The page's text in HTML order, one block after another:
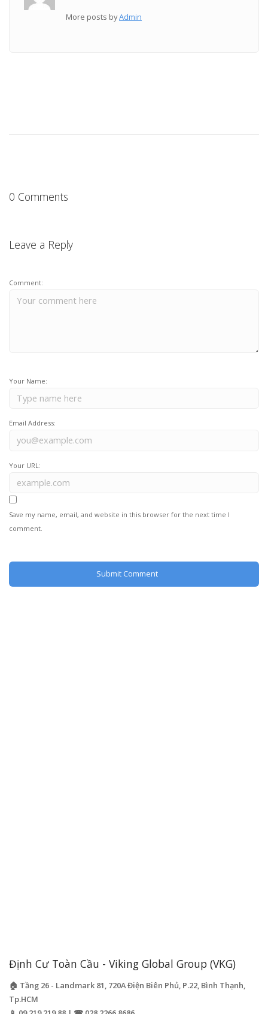
More posts byAdmin
0 Comments
Leave a Reply
Comment:
Your Name:
Email Address:
Your URL:
Save my name, email, and website in this browser for the next time I
comment.
Định Cư Toàn Cầu - Viking Global Group (VKG)
🏠 Tầng 26 - Landmark 81, 720A Điện Biên Phủ, P.22, Bình Thạnh,
Tp.HCM